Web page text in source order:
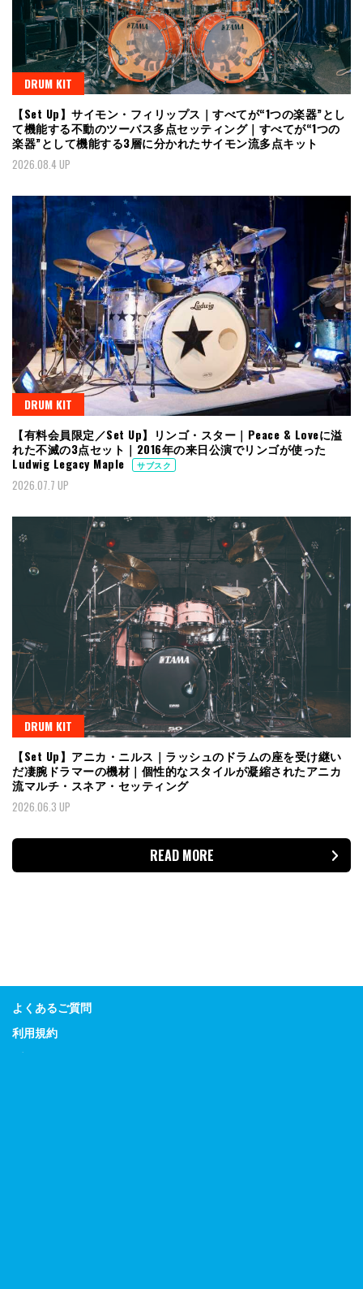
DRUM KIT
【Set Up】サイモン・フィリップス｜すべてが“1つの楽器”とし
て機能する不動のツーバス多点セッティング｜すべてが“1つの
楽器”として機能する3層に分かれたサイモン流多点キット
2026.08.4 UP
DRUM KIT
【有料会員限定／Set Up】リンゴ・スター｜Peace & Loveに溢
れた不滅の3点セット｜2016年の来日公演でリンゴが使った
Ludwig Legacy Maple
サブスク
2026.07.7 UP
DRUM KIT
【Set Up】アニカ・ニルス｜ラッシュのドラムの座を受け継い
だ凄腕ドラマーの機材｜個性的なスタイルが凝縮されたアニカ
流マルチ・スネア・セッティング
2026.06.3 UP
READ MORE
よくあるご質問
利用規約
プライバシーポリシー